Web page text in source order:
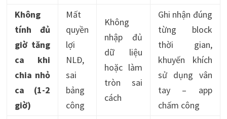
Không
tính đủ
giờ tăng
ca khi
chia nhỏ
ca (1-2
giờ)
Mất
quyền
lợi
NLĐ,
sai
bảng
công
Không
nhập đủ
dữ liệu
hoặc làm
tròn sai
cách
Ghi nhận đúng
từng block
thời gian,
khuyến khích
sử dụng vân
tay – app
chấm công